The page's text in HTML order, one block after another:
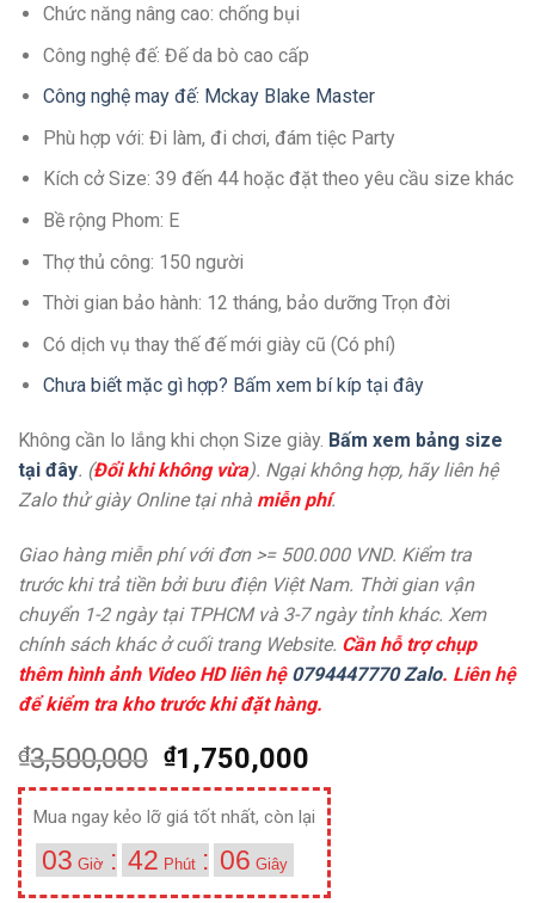
Chức năng nâng cao: chống bụi
Công nghệ đế: Đế da bò cao cấp
Công nghệ may đế: Mckay Blake Master
Phù hợp với: Đi làm, đi chơi, đám tiệc Party
Kích cở Size: 39 đến 44 hoặc đặt theo yêu cầu size khác
Bề rộng Phom: E
Thợ thủ công: 150 người
Thời gian bảo hành: 12 tháng, bảo dưỡng Trọn đời
Có dịch vụ thay thế đế mới giày cũ (Có phí)
Chưa biết mặc gì hợp? Bấm xem bí kíp tại đây
Không cần lo lắng khi chọn Size giày. Bấm xem bảng size
tại đây. (Đổi khi không vừa). Ngại không hợp, hãy liên hệ
Zalo thử giày Online tại nhà miễn phí.
Giao hàng miễn phí với đơn >= 500.000 VND. Kiểm tra
trước khi trả tiền bởi bưu điện Việt Nam. Thời gian vận
chuyển 1-2 ngày tại TPHCM và 3-7 ngày tỉnh khác. Xem
chính sách khác ở cuối trang Website. Cần hỗ trợ chụp
thêm hình ảnh Video HD liên hệ 0794447770 Zalo. Liên hệ
để kiểm tra kho trước khi đặt hàng.
₫3,500,000 ₫1,750,000
Mua ngay kẻo lỡ giá tốt nhất, còn lại
03 Giờ : 42 Phút : 05 Giây